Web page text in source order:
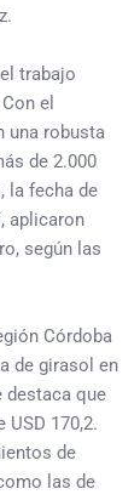
trabajo
el
una robusta
de 2.000
la fecha de
aplicaron
según las
Córdoba
de girasol en
destaca que
170,2.
de
las de